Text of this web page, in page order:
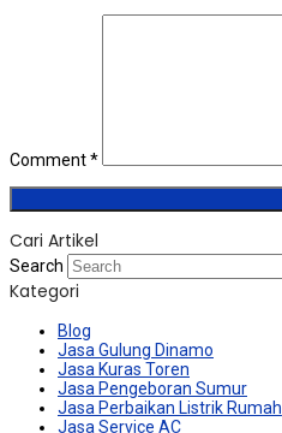
Comment*
Cari Artikel
Search
Kategori
Blog
Jasa Gulung Dinamo
Jasa Kuras Toren
Jasa Pengeboran Sumur
Jasa Perbaikan Listrik Rumah
Jasa Service AC